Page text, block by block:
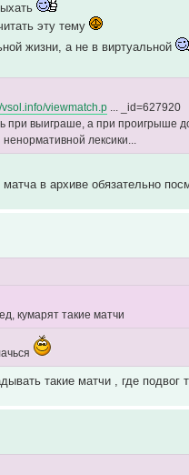
эту тему
жизни, а не в виртуальной
vsol.info/viewmatch.p ... _id=627920
выиграше, а при проигрыше
лексики...
в архиве обязательно
кумарят такие матчи
такие матчи , где подвог